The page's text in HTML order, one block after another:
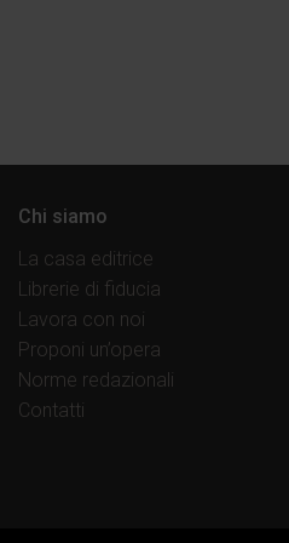
Chi siamo
La casa editrice
Librerie di fiducia
Lavora con noi
Proponi un’opera
Norme redazionali
Contatti